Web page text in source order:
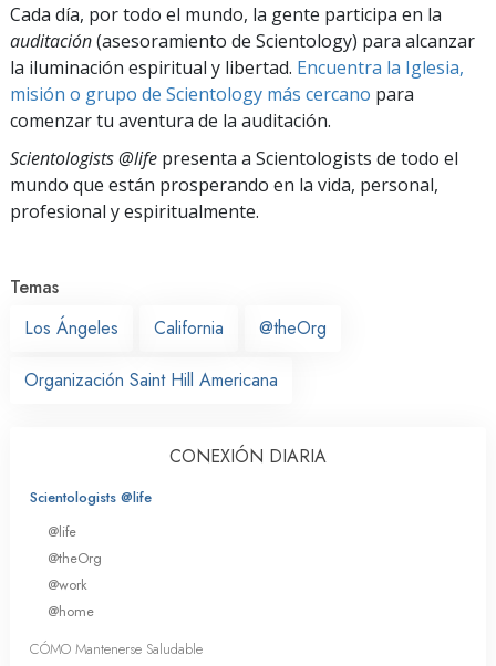
Cada día, por todo el mundo, la gente participa en la
auditación(asesoramiento de Scientology) para alcanzar
la iluminación espiritual y libertad. Encuentra la Iglesia,
misión o grupo de Scientology más cercano para
comenzar tu aventura de la auditación.
Scientologists @life presenta a Scientologists de todo el
mundo que están prosperando en la vida, personal,
profesional y espiritualmente.
Temas
Los Ángeles
California @theOrg
Organización Saint Hill Americana
CONEXIÓN DIARIA
Scientologists @life
@life
@theOrg
@work
@home
CÓMO Mantenerse Saludable